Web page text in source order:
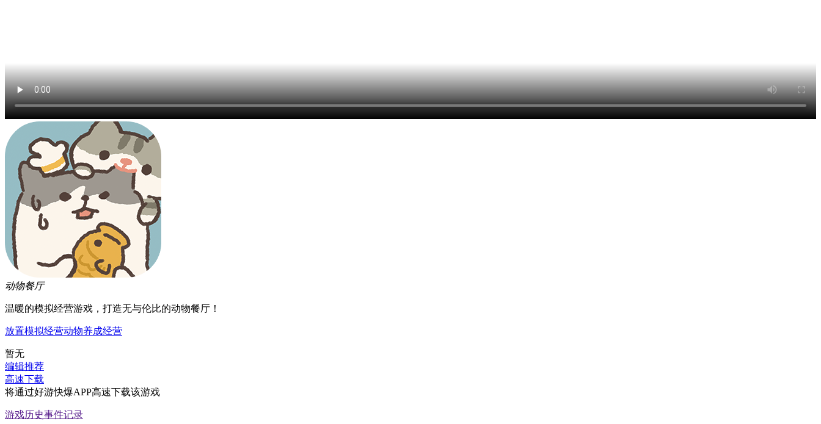
动物餐厅
温暖的模拟经营游戏，打造无与伦比的动物餐厅！
放置模拟经营动物养成经营
暂无
编辑推荐
高速下载
将通过好游快爆APP高速下载该游戏
游戏历史事件记录